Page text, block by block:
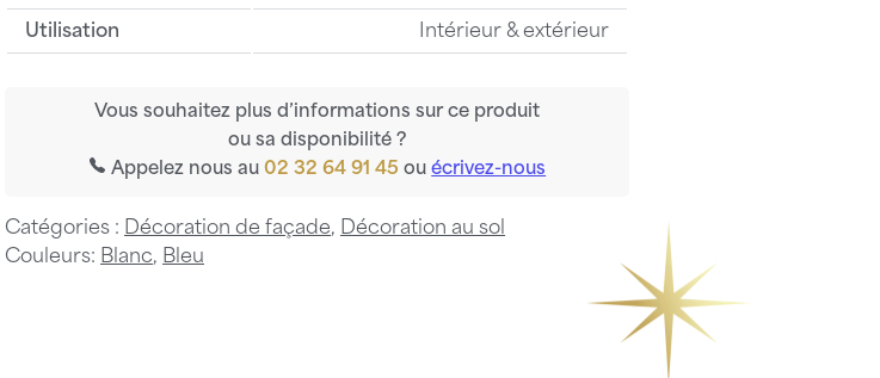
Utilisation Intérieur & extérieur
Vous souhaitez plus d’informations sur ce produit
ou sa disponibilité ?
Appelez nous au02 32 64 91 45 ouécrivez-nous
Catégories : Décoration de façade, Décoration au sol
Couleurs: Blanc, Bleu